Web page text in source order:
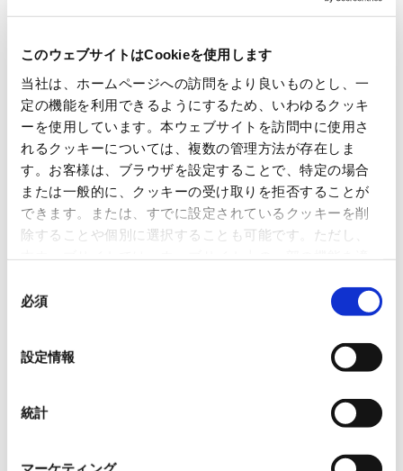
このウェブサイトはCookieを使用します
当社は、ホームページへの訪問をより良いものとし、一
定の機能を利用できるようにするため、いわゆるクッキ
ーを使用しています。本ウェブサイトを訪問中に使用さ
れるクッキーについては、複数の管理方法が存在しま
す。お客様は、ブラウザを設定することで、特定の場合
または一般的に、クッキーの受け取りを拒否することが
できます。または、すでに設定されているクッキーを削
除することや個別に選択することも可能です。ただし、
いるので、ご注意ください。これらのクッキーが受け入
れられない場合、本ウェブサイトの機能が制限される場
必須
設定情報
統計
Acquisition of Spicers Paper (Singapore) & Spicers Paper
November
2018.11.15
Commencement of PKS Exporting Operations in Malaysia
2018.11.08 IR News
Acquisition of Spicers Group Companies in Southeast Asia
August